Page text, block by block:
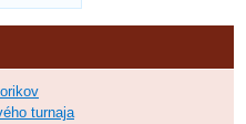
turnaja